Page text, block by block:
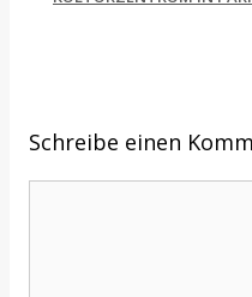
Schreibe einen